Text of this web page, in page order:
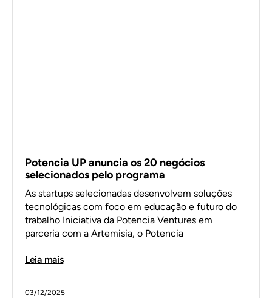
Potencia UP anuncia os 20 negócios
selecionados pelo programa
As startups selecionadas desenvolvem soluções
tecnológicas com foco em educação e futuro do
trabalho Iniciativa da Potencia Ventures em
parceria com a Artemisia, o Potencia
Leia mais
03/12/2025